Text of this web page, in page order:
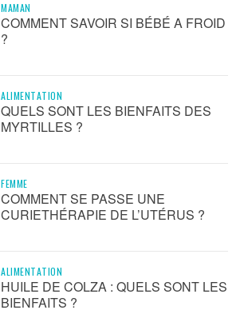
MAMAN
COMMENT SAVOIR SI BÉBÉ A FROID
?
ALIMENTATION
QUELS SONT LES BIENFAITS DES
MYRTILLES ?
FEMME
COMMENT SE PASSE UNE
CURIETHÉRAPIE DE L’UTÉRUS ?
ALIMENTATION
HUILE DE COLZA : QUELS SONT LES
BIENFAITS ?